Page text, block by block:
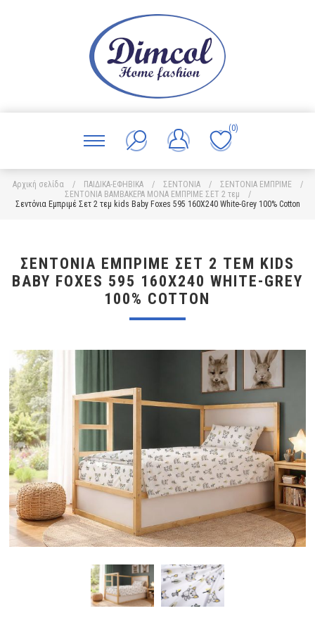
(0)
Αρχική σελίδα / ΠΑΙΔΙΚΑ-ΕΦΗΒΙΚΑ / ΣΕΝΤΟΝΙΑ / ΣΕΝΤΟΝΙΑ ΕΜΠΡΙΜΕ
/
ΣΕΝΤΟΝΙΑ ΒΑΜΒΑΚΕΡΑ ΜΟΝΑ ΕΜΠΡΙΜΕ ΣΕΤ 2 τεμ
/
Σεντόνια Εμπριμέ Σετ 2 τεμ kids Baby Foxes 595 160X240 White-Grey 100% Cotton
ΣΕΝΤΌΝΙΑ ΕΜΠΡΙΜΈ ΣΕΤ 2 ΤΕΜ KIDS
BABY FOXES 595 160X240 WHITE-GREY
100% COTTON